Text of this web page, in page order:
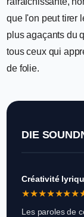
que l'on peut tirer
plus agaçants du
tous ceux qui
de folie.
DIE
Créativité
★★★★★★★
Les paroles de